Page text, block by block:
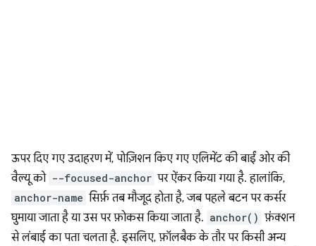
ऊपर दिए गए उदाहरण में, पोज़िशन किए गए एलिमेंट की बाईं ओर की
वैल्यू को --focused-anchor पर ऐंकर किया गया है. हालांकि,
anchor-name सिर्फ़ तब मौजूद होता है, जब पहले बटन पर कर्सर
घुमाया जाता है या उस पर फ़ोकस किया जाता है. anchor() फ़ंक्शन
से लंबाई का पता चलता है. इसलिए, फ़ॉलबैक के तौर पर किसी अन्य